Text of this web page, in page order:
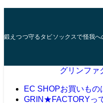
鍛えつつ守るタビソックスで怪我へ
グリンファ
EC SHOPお買いもの
GRIN★FACTORYっ